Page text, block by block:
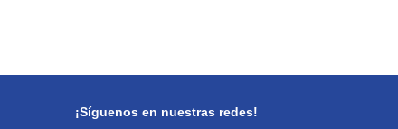
¡Síguenos en nuestras redes!